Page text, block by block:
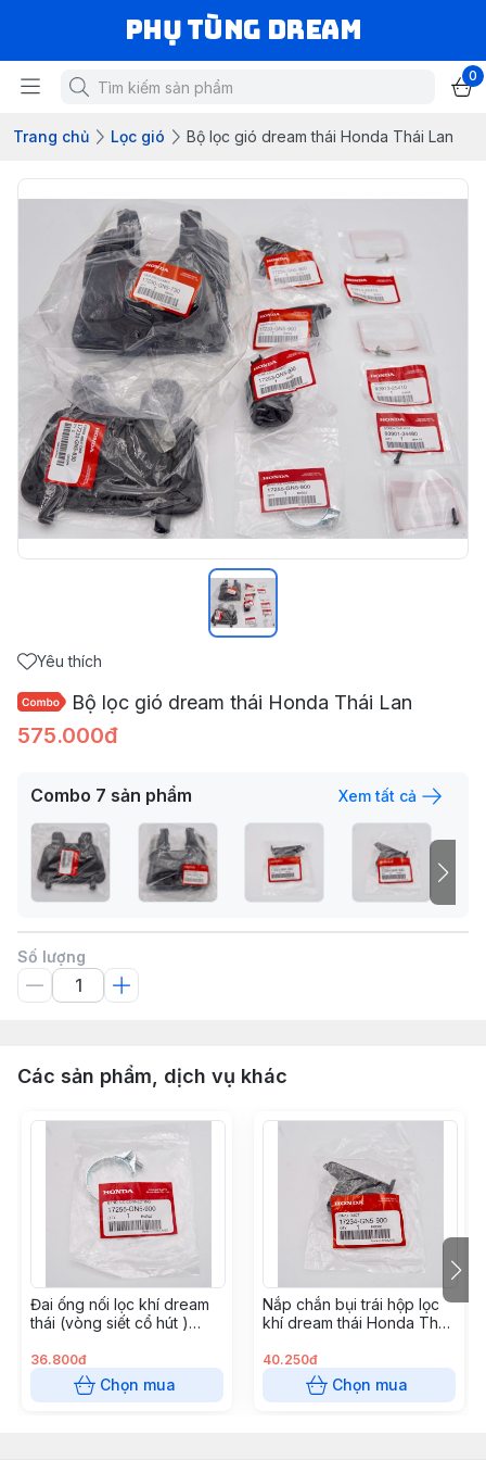
Phụ Tùng Dream
0
Trang chủ Lọc gió Bộ lọc gió dream thái Honda Thái Lan
Yêu thích
Bộ lọc gió dream thái Honda Thái Lan
575.000đ
Combo 7 sản phẩm Xem tất cả
Số lượng
Các sản phẩm, dịch vụ khác
Đai ống nối lọc khí dream
thái (vòng siết cổ hút )
36.800đ
Chọn mua
Nắp chắn bụi trái hộp lọc
khí dream thái Honda Thái
40.250đ
Chọn mua